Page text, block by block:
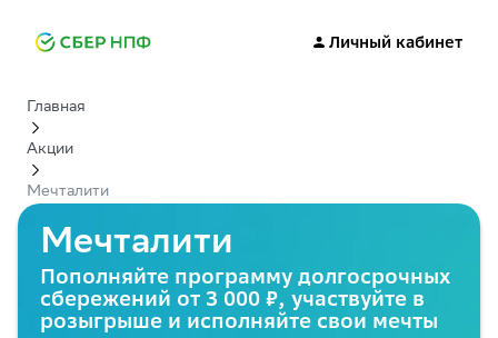
Личный кабинет
Главная
Акции
Мечталити
Мечталити
Пополняйте программу долгосрочных
сбережений от 3 000 ₽, участвуйте в
розыгрыше и исполняйте свои мечты